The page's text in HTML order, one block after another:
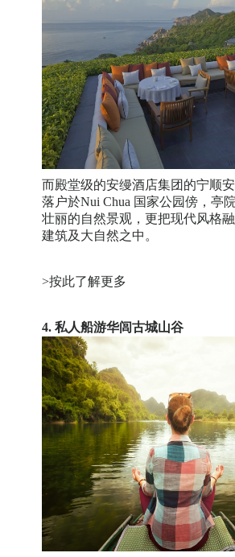
而殿堂级的安缦酒店集团的宁顺
落户於Nui Chua 国家公园傍，亭
壮丽的自然景观，更把现代风格
建筑及大自然之中。
>按此了解更多
4. 私人船游华闾古城山谷